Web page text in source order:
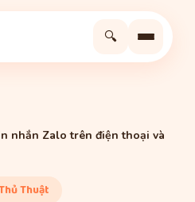
🔍
nhắn Zalo trên điện thoại và
Thuật